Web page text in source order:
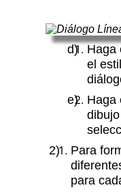
Haga
el
Haga
Para
para